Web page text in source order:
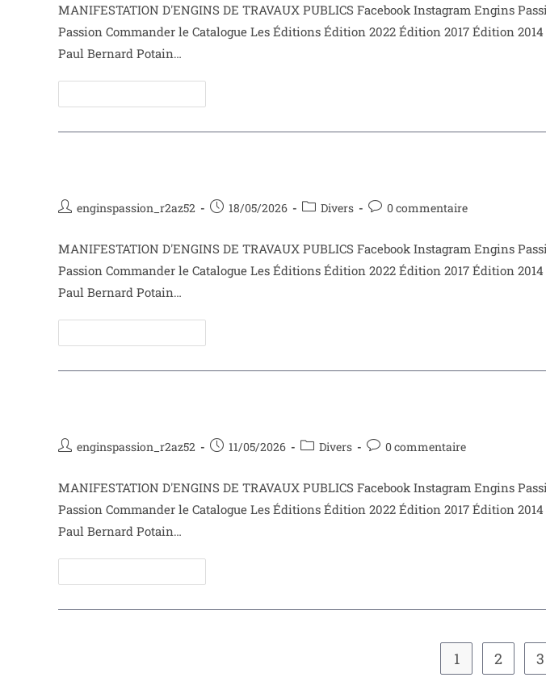
MANIFESTATION D'ENGINS DE TRAVAUX PUBLICS Facebook Instagram Engins
Passion Commander le Catalogue Les Éditions Édition 2022 Édition 2017 Édition
Paul Bernard Potain…
enginspassion_r2az52 18/05/2026 Divers 0 commentaire
MANIFESTATION D'ENGINS DE TRAVAUX PUBLICS Facebook Instagram Engins
Passion Commander le Catalogue Les Éditions Édition 2022 Édition 2017 Édition
Paul Bernard Potain…
enginspassion_r2az52 11/05/2026 Divers 0 commentaire
MANIFESTATION D'ENGINS DE TRAVAUX PUBLICS Facebook Instagram Engins
Passion Commander le Catalogue Les Éditions Édition 2022 Édition 2017 Édition
Paul Bernard Potain…
1 2 3